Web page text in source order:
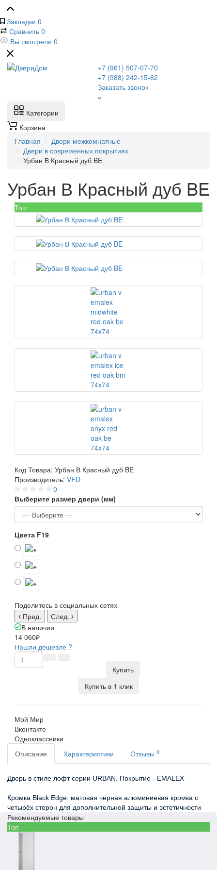
Закладки 0
Сравнить 0
Вы смотрели 0
+7 (961) 507-07-70
+7 (988) 242-15-62
Заказать звонок
Категории
Корзина
Главная
Двери межкомнатные
Двери в современных покрытиях
Урбан В Красный дуб BE
Урбан В Красный дуб BE
Топ
Код Товара: Урбан В Красный дуб BE
Производитель: VFD
0
Выберите размер двери (мм)
Цвета F19
Поделитесь в социальных сетях
Пред.
След.
В наличии
14 060₽
Нашли дешевле ?
Купить
Купить в 1 клик
Мой Мир
Вконтакте
Одноклассники
Описание
Характеристики Отзывы 0
Дверь в стиле лофт серии URBAN. Покрытие - EMALEX
Кромка Black Edge: матовая чёрная алюминиевая кромка с
четырёх сторон для дополнительной защиты и эстетичности
Рекомендуемые товары
Топ